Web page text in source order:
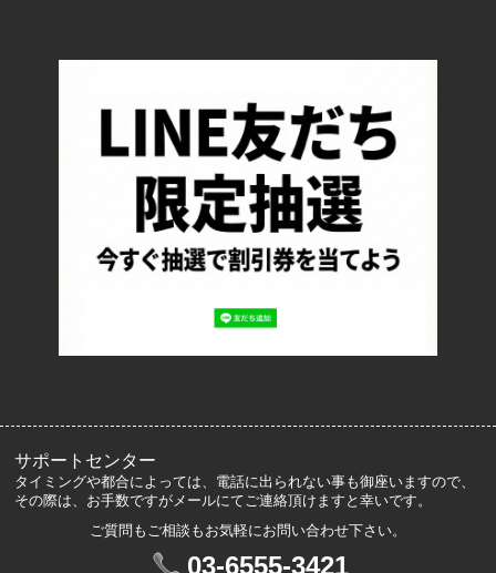
配送・送料について
返品について
お支払い方法について
特定商取引法に基づく表記
プライバシーポリシー
ロッカーズについて
サポートセンター
タイミングや都合によっては、電話に出られない事も御座いますので、
その際は、お手数ですがメールにてご連絡頂けますと幸いです。
ご質問もご相談もお気軽にお問い合わせ下さい。
03-6555-3421